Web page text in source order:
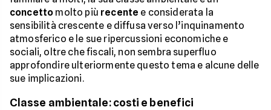
concetto molto più recente e considerata la
sensibilità crescente e diffusa verso l’inquinamento
atmosferico e le sue ripercussioni economiche e
sociali, oltre che fiscali, non sembra superfluo
approfondire ulteriormente questo tema e alcune delle
sue implicazioni.
Classe ambientale: costi e benefici